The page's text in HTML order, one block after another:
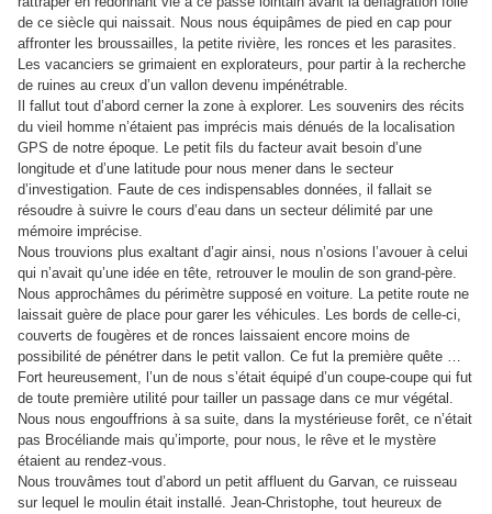
de ce siècle qui naissait. Nous nous équipâmes de pied en cap pour
affronter les broussailles, la petite rivière, les ronces et les parasites.
Les vacanciers se grimaient en explorateurs, pour partir à la recherche
de ruines au creux d’un vallon devenu impénétrable.
Il fallut tout d’abord cerner la zone à explorer. Les souvenirs des récits
du vieil homme n’étaient pas imprécis mais dénués de la localisation
GPS de notre époque. Le petit fils du facteur avait besoin d’une
longitude et d’une latitude pour nous mener dans le secteur
d’investigation. Faute de ces indispensables données, il fallait se
résoudre à suivre le cours d’eau dans un secteur délimité par une
mémoire imprécise.
Nous trouvions plus exaltant d’agir ainsi, nous n’osions l’avouer à celui
qui n’avait qu’une idée en tête, retrouver le moulin de son grand-père.
Nous approchâmes du périmètre supposé en voiture. La petite route ne
laissait guère de place pour garer les véhicules. Les bords de celle-ci,
couverts de fougères et de ronces laissaient encore moins de
possibilité de pénétrer dans le petit vallon. Ce fut la première quête …
Fort heureusement, l’un de nous s’était équipé d’un coupe-coupe qui fut
de toute première utilité pour tailler un passage dans ce mur végétal.
Nous nous engouffrions à sa suite, dans la mystérieuse forêt, ce n’était
pas Brocéliande mais qu’importe, pour nous, le rêve et le mystère
étaient au rendez-vous.
Nous trouvâmes tout d’abord un petit affluent du Garvan, ce ruisseau
sur lequel le moulin était installé. Jean-Christophe, tout heureux de